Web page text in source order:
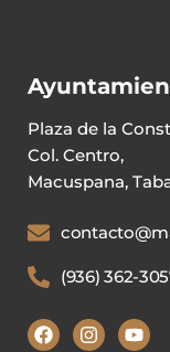
Plaza de la
Col. Centro,
Macuspana,
(936) 362-